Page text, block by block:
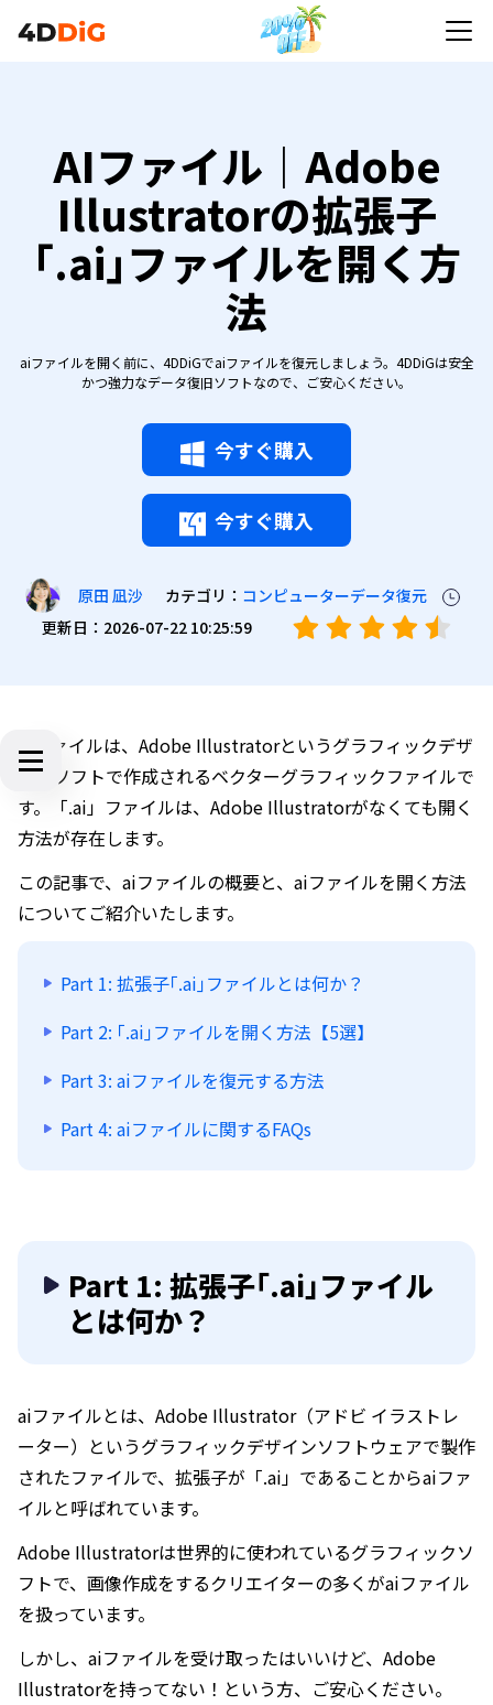
AIファイル｜Adobe
Illustratorの拡張子
｢.ai｣ファイルを開く方
法
aiファイルを開く前に、4DDiGでaiファイルを復元しましょう。4DDiGは安全
かつ強力なデータ復旧ソフトなので、ご安心ください。
今すぐ購入
今すぐ購入
原田 凪沙 カテゴリ： コンピューターデータ復元
更新日：2026-07-22 10:25:59
AIファイルは、Adobe Illustratorというグラフィックデザ
インソフトで作成されるベクターグラフィックファイルで
す。「.ai」ファイルは、Adobe Illustratorがなくても開く
方法が存在します。
この記事で、aiファイルの概要と、aiファイルを開く方法
についてご紹介いたします。
Part 1: 拡張子｢.ai｣ファイルとは何か？
Part 2: ｢.ai｣ファイルを開く方法【5選】
Part 3: aiファイルを復元する方法
Part 4: aiファイルに関するFAQs
Part 1: 拡張子｢.ai｣ファイル
とは何か？
aiファイルとは、Adobe Illustrator（アドビ イラストレ
ーター）というグラフィックデザインソフトウェアで製作
されたファイルで、拡張子が「.ai」であることからaiファ
イルと呼ばれています。
Adobe Illustratorは世界的に使われているグラフィックソ
フトで、画像作成をするクリエイターの多くがaiファイル
を扱っています。
しかし、aiファイルを受け取ったはいいけど、Adobe
Illustratorを持ってない！という方、ご安心ください。